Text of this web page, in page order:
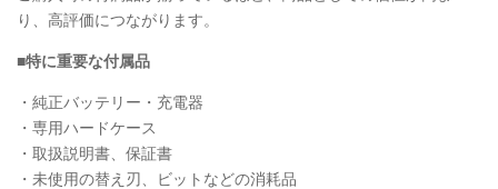
り、高評価につながります。
■特に重要な付属品
・純正バッテリー・充電器
・専用ハードケース
・取扱説明書、保証書
・未使用の替え刃、ビットなどの消耗品